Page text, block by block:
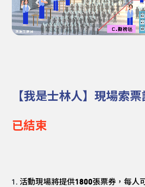
【我是士林人】現場索票
已結束
活動現場將提供1800張票券，每人